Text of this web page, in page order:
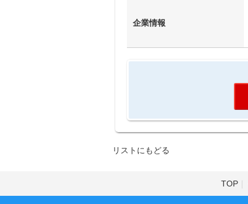
企業情報
リストにもどる
TOP